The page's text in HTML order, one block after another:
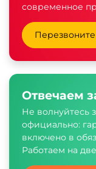
современное
Отвечаем
Не волнуйтесь
официально:
включено в
Работаем на